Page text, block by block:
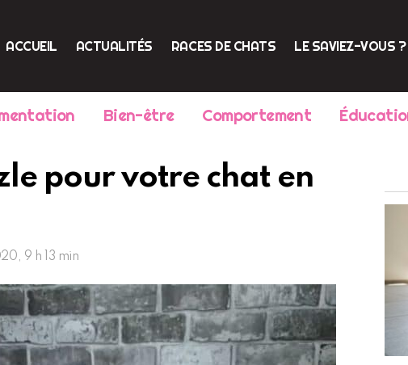
ACCUEIL ACTUALITÉS RACES DE CHATS LE SAVIEZ-VOUS ?
Bien-être Comportement
pour votre chat en
9 h 13 min